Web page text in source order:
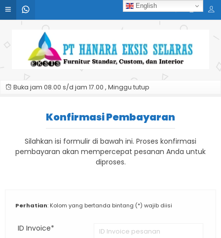
Buka jam 08.00 s/d jam 17.00 , Minggu tutup
Konfirmasi Pembayaran
Silahkan isi formulir di bawah ini. Proses konfirmasi
pembayaran akan mempercepat pesanan Anda untuk
diproses.
Perhatian: Kolom yang bertanda bintang (*) wajib diisi
ID Invoice*
English